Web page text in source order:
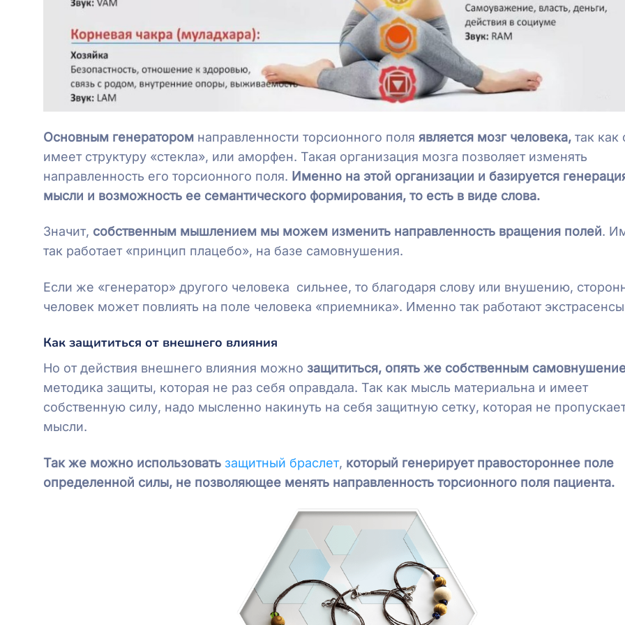
Основным генератором направленности торсионного поля является мозг человека, так как
имеет структуру «стекла», или аморфен. Такая организация мозга позволяет изменять
направленность его торсионного поля. Именно на этой организации и базируется
мысли и возможность ее семантического формирования, то есть в виде слова.
Значит, собственным мышлением мы можем изменить направленность вращения полей.
так работает «принцип плацебо», на базе самовнушения.
Если же «генератор» другого человека сильнее, то благодаря слову или внушению,
человек может повлиять на поле человека «приемника». Именно так работают
Как защититься от внешнего влияния
Но от действия внешнего влияния можно защититься, опять же собственным
методика защиты, которая не раз себя оправдала. Так как мысль материальна и имеет
собственную силу, надо мысленно накинуть на себя защитную сетку, которая не
мысли.
Так же можно использовать защитный браслет, который генерирует правостороннее поле
определенной силы, не позволяющее менять направленность торсионного поля пациента.